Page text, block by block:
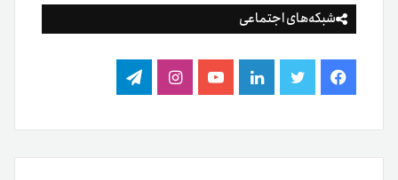
شبکه‌های اجتماعی
فیس
بوک
توییتر لینکدینیوتیوباینستاگرام
تلگرام